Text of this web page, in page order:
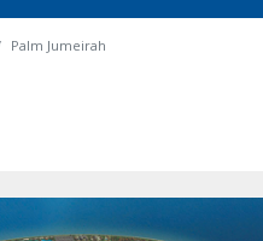
Palm Jumeirah